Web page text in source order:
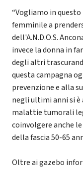
“Vogliamo in
femminile a
dell'A.N.D.O.S.
invece la donna in
degli altri
questa campagna
prevenzione e alla
negli ultimi anni si è
malattie tumorali
coinvolgere anche
della fascia 50-65
Oltre ai gazebo